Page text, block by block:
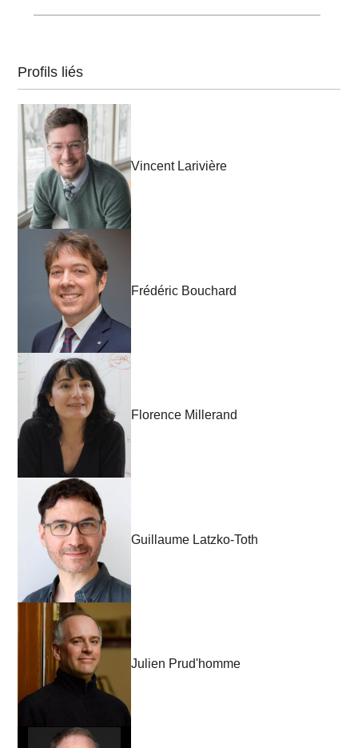
Profils liés
Vincent Larivière
Frédéric Bouchard
Florence Millerand
Guillaume Latzko-Toth
Julien Prud'homme